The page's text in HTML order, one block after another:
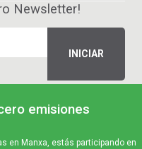
Newsletter!
emisiones
en Manxa, estás participando en